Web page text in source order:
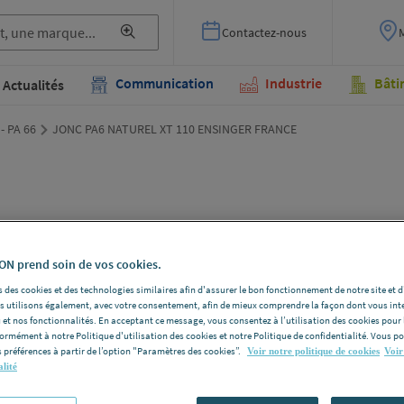
Contactez-nous
Actualités Communication Industrie
PA 66 JONC PA6 NATUREL XT 110 ENSINGER FRANCE
110
ENSINGER
prend soin de vos cookies.
des cookies et des technologies similaires afin d'assurer le bon fonctionnement de notre site et
utilisons également, avec votre consentement, afin de mieux comprendre la façon dont vous
nos fonctionnalités. En acceptant ce message, vous consentez à l’utilisation des cookies pour
à notre Politique d'utilisation des cookies et notre Politique de confidentialité. Vous
à partir de l’option "Paramètres des cookies”.
Voir notre politique de cookies